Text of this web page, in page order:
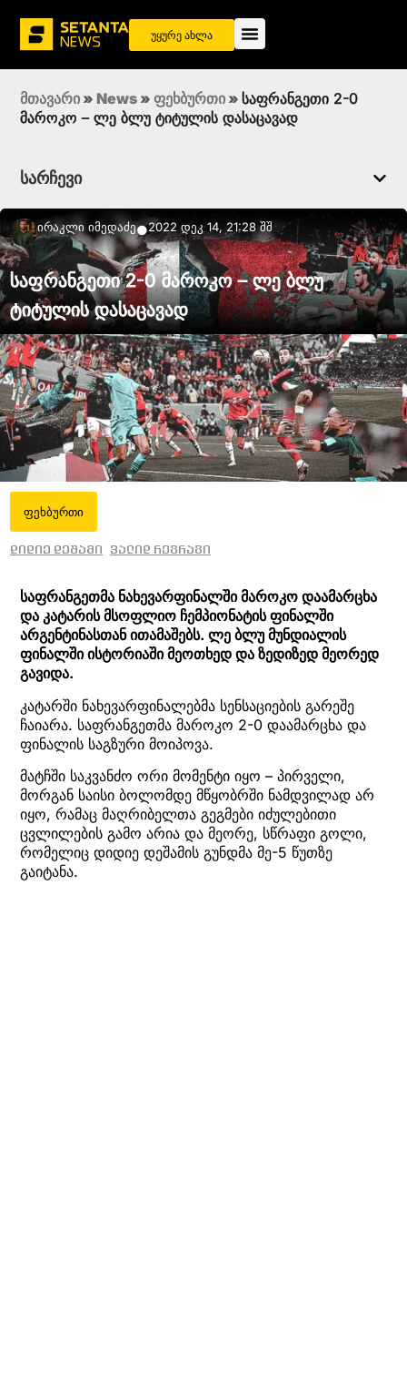
უყურე ახლა
მთავარი » News » ფეხბურთი » საფრანგეთი 2-0
მაროკო – ლე ბლუ ტიტულის დასაცავად
სარჩევი
Ირაკლი Იმედაძე●2022 დეკ 14, 21:28 შშ
საფრანგეთი 2-0 მაროკო – ლე ბლუ
ტიტულის დასაცავად
ფეხბურთი
დიდიე დეშამი ვალიდ რეგრაგი
საფრანგეთმა ნახევარფინალში მაროკო დაამარცხა
და კატარის მსოფლიო ჩემპიონატის ფინალში
არგენტინასთან ითამაშებს. ლე ბლუ მუნდიალის
ფინალში ისტორიაში მეოთხედ და ზედიზედ მეორედ
გავიდა.
კატარში ნახევარფინალებმა სენსაციების გარეშე
ჩაიარა. საფრანგეთმა მაროკო 2-0 დაამარცხა და
ფინალის საგზური მოიპოვა.
მატჩში საკვანძო ორი მომენტი იყო – პირველი,
მორგან საისი ბოლომდე მწყობრში ნამდვილად არ
იყო, რამაც მაღრიბელთა გეგმები იძულებითი
ცვლილების გამო არია და მეორე, სწრაფი გოლი,
რომელიც დიდიე დეშამის გუნდმა მე-5 წუთზე
გაიტანა.